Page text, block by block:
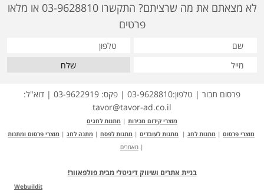
לא מצאתם את מה שרציתם? התקשרו 03-9628810 או מלאו
פרטים
שלח
פרסום תבור | טלפון:03-9628810 | פקס: 03-9622919 | דוא"ל:
tavor@tavor-ad.co.il
מוצרי קידום מכירות | מתנות לחגים
מוצרי פרסום | מתנות לחג | מתנות לעובדים | מתנות לפסח | מתנה לחג | מוצרי פרסום ומתנות
| מאמרים
בניית אתרים ושיווק דיגיטלי מבית פולפאוור!
Webuildit